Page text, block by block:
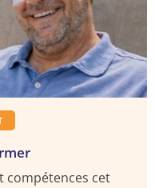
compétences cet